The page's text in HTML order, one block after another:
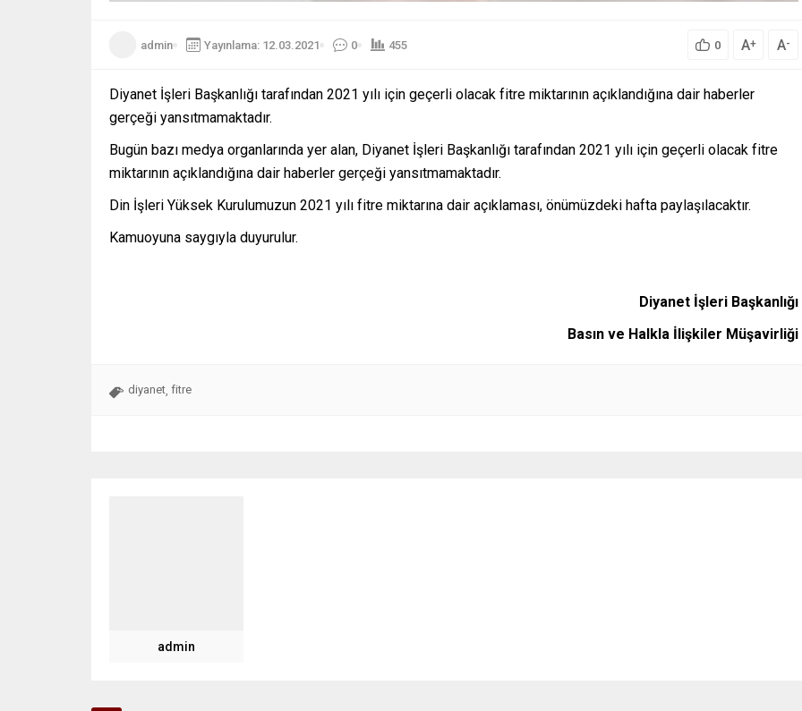
admin Yayınlama: 12.03.2021 0 455 0 A+ A-
Diyanet İşleri Başkanlığı tarafından 2021 yılı için geçerli olacak fitre miktarının açıklandığına dair haberler
gerçeği yansıtmamaktadır.
Bugün bazı medya organlarında yer alan, Diyanet İşleri Başkanlığı tarafından 2021 yılı için geçerli olacak fitre
miktarının açıklandığına dair haberler gerçeği yansıtmamaktadır.
Din İşleri Yüksek Kurulumuzun 2021 yılı fitre miktarına dair açıklaması, önümüzdeki hafta paylaşılacaktır.
Kamuoyuna saygıyla duyurulur.
Diyanet İşleri Başkanlığı
Basın ve Halkla İlişkiler Müşavirliği
diyanet, fitre
admin